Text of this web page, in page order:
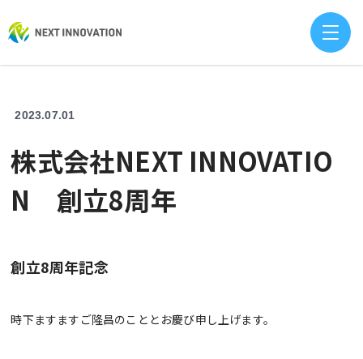
2023.07.01
株式会社NEXT INNOVATIO
N 創立8周年
創立8周年記念
時下ますますご隆昌のこととお慶び申し上げます。